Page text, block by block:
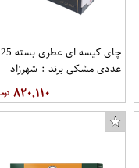
چای کیسه ای عطری بسته 25
عددی مشکی برند : شهرزاد
۸۲۰,۱۱۰